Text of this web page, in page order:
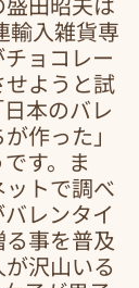
輸入雑貨専
ョコレー
せようと試
本のバレ
作った」
す。ま
トで調べ
レンタイ
事を普及
沢山いる